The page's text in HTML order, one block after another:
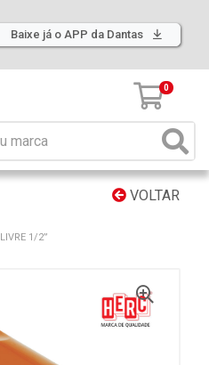
Baixe já o APP da Dantas
0
VOLTAR
1/2”